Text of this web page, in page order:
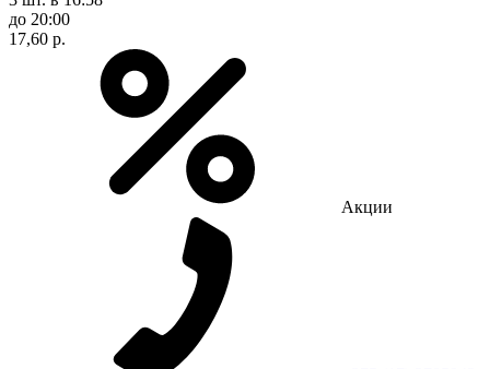
до 20:00
17,60 р.
Акции